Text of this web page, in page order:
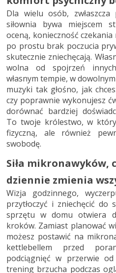
Dla wielu osób, zwłaszcza
siłownia bywa miejscem
oceną, konieczność
po prostu brak poczucia
skutecznie zniechęcają.
wolna od spojrzeń
własnym tempie, w
muzyki tak głośno, jak
czy poprawnie wykonujesz
dorównać bardziej
To twoje królestwo, w
fizyczną, ale również
swobodę.
Siła mikronawyków,
dziennie zmienia
Wizja godzinnego,
przytłoczyć i zniechęcić do
sprzętu w domu otwiera
kroków. Zamiast planować
możesz postawić na
kettlebellem przed
podciągnięć w przerwie
trening brzucha podczas